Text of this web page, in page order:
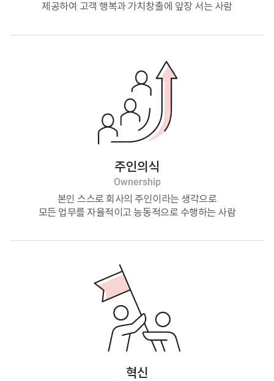
제공하여 고객 행복과 가치창출에 앞장 서는 사람
주인의식
Ownership
본인 스스로 회사의 주인이라는 생각으로
모든 업무를 자율적이고 능동적으로 수행하는 사람
혁신